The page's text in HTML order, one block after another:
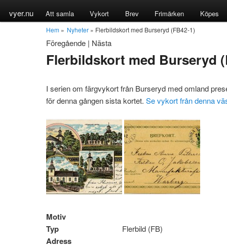
vyer.nu Att samla Vykort Brev Frimärken Köpes
Hem » Nyheter » Flerbildskort med Burseryd (FB42-1)
Föregående | Nästa
Flerbildskort med Burseryd
I serien om färgvykort från Burseryd med omland
för denna gången sista kortet. Se vykort från denna
Motiv
Typ
Flerbild (FB)
Adress